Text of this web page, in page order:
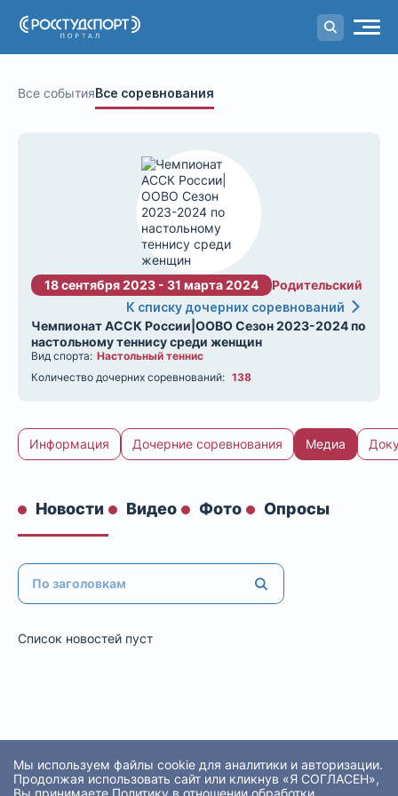
Порталстуденческого спорта
Все событияВсе соревнования
18 сентября 2023 - 31 марта 2024
Родительский
К списку дочерних соревнований
Чемпионат АССК России|ООВО Сезон 2023-2024 по
настольному теннису среди женщин
Вид спорта: Настольный теннис
Количество дочерних соревнований: 138
Информация Дочерние соревнования Медиа
Новости Видео Фото Опросы
Список новостей пуст
Мы используем файлы cookie для аналитики и авторизации.
Продолжая использовать сайт или кликнув «Я СОГЛАСЕН»,